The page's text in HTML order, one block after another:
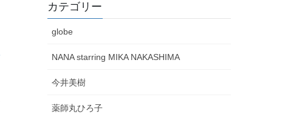
カテゴリー
globe
NANA starring MIKA NAKASHIMA
今井美樹
薬師丸ひろ子